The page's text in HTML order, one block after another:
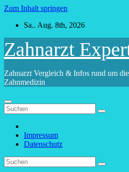
Zum Inhalt springen
Sa.. Aug. 8th, 2026
Zahnarzt
Zahnarzt Vergleich & Infos rund um
Zahnmedizin
Impressum
Datenschutz